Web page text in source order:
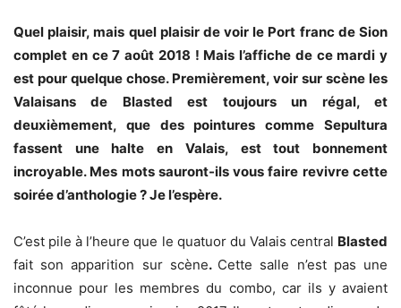
Quel plaisir, mais quel plaisir de voir le Port franc de Sion
complet en ce 7 août 2018 ! Mais l’affiche de ce mardi y
est pour quelque chose. Premièrement, voir sur scène les
Valaisans de Blasted est toujours un régal, et
deuxièmement, que des pointures comme Sepultura
fassent une halte en Valais, est tout bonnement
incroyable. Mes mots sauront-ils vous faire revivre cette
soirée d’anthologie ? Je l’espère.
C’est pile à l’heure que le quatuor du Valais central Blasted
fait son apparition sur scène. Cette salle n’est pas une
inconnue pour les membres du combo, car ils y avaient